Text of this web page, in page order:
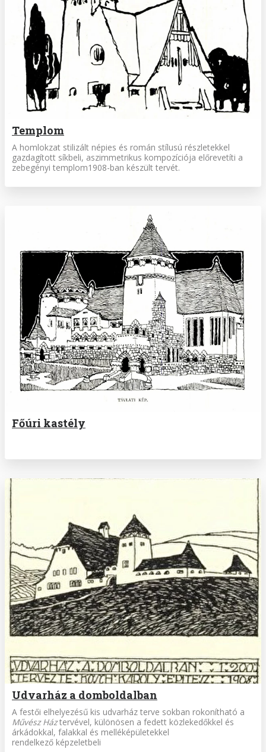
Templom
A homlokzat stilizált népies és román stílusú részletekkel
gazdagított síkbeli, aszimmetrikus kompozíciója előrevetíti a
zebegényi templom1908-ban készült tervét.
Főúri kastély
Udvarház a domboldalban
A festői elhelyezésű kis udvarház terve sokban rokonítható a
Művész Háztervével, különösen a fedett közlekedőkkel és
árkádokkal, falakkal és melléképületekkel
rendelkező képzeletbeli